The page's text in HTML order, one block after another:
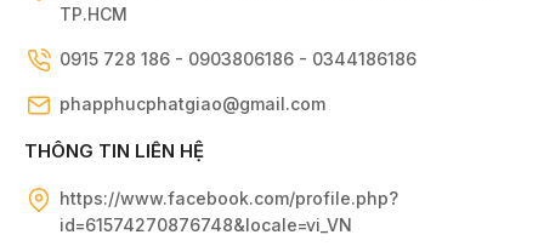
TP.HCM
0915 728 186 - 0903806186 - 0344186186
phapphucphatgiao@gmail.com
THÔNG TIN LIÊN HỆ
https://www.facebook.com/profile.php?
id=61574270876748&locale=vi_VN